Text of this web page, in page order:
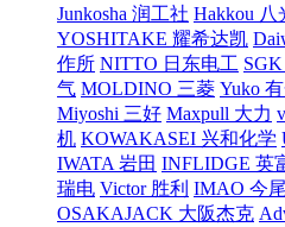
Junkosha 润工社 Hakkou 八
YOSHITAKE 耀希达凯
作所 NITTO 日东电工
气 MOLDINO 三菱 Yuko
Miyoshi 三好 Maxpull 大力
机 KOWAKASEI 兴和化学
IWATA 岩田 INFLIDGE 英
瑞电 Victor 胜利 IMAO 今尾
OSAKAJACK 大阪杰克